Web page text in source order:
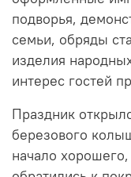
подворья,
семьи, обряды
изделия
интерес гостей
Праздник
березового
начало